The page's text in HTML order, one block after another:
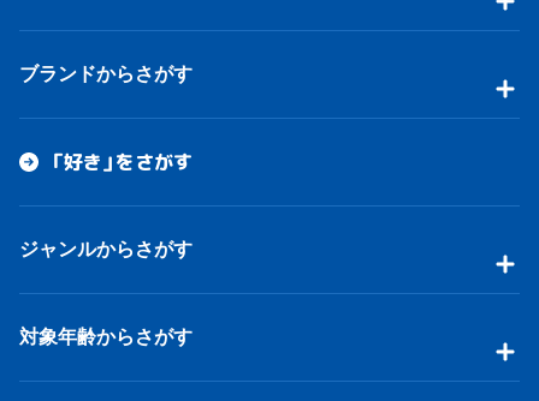
ブランドからさがす
「好き」をさがす
ジャンルからさがす
対象年齢からさがす